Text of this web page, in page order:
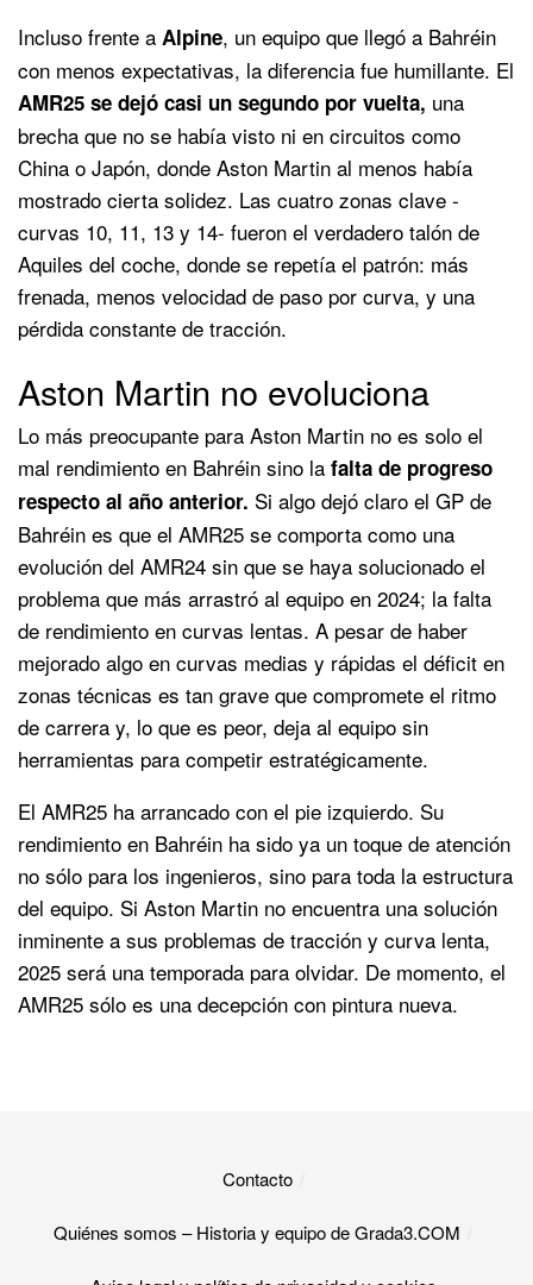
Incluso frente a Alpine, un equipo que llegó a Bahréin
con menos expectativas, la diferencia fue humillante. El
AMR25 se dejó casi un segundo por vuelta, una
brecha que no se había visto ni en circuitos como
China o Japón, donde Aston Martin al menos había
mostrado cierta solidez. Las cuatro zonas clave -
curvas 10, 11, 13 y 14- fueron el verdadero talón de
Aquiles del coche, donde se repetía el patrón: más
frenada, menos velocidad de paso por curva, y una
pérdida constante de tracción.
Aston Martin no evoluciona
Lo más preocupante para Aston Martin no es solo el
mal rendimiento en Bahréin sino la falta de progreso
respecto al año anterior. Si algo dejó claro el GP de
Bahréin es que el AMR25 se comporta como una
evolución del AMR24 sin que se haya solucionado el
problema que más arrastró al equipo en 2024; la falta
de rendimiento en curvas lentas. A pesar de haber
mejorado algo en curvas medias y rápidas el déficit en
zonas técnicas es tan grave que compromete el ritmo
de carrera y, lo que es peor, deja al equipo sin
herramientas para competir estratégicamente.
El AMR25 ha arrancado con el pie izquierdo. Su
rendimiento en Bahréin ha sido ya un toque de atención
no sólo para los ingenieros, sino para toda la estructura
del equipo. Si Aston Martin no encuentra una solución
inminente a sus problemas de tracción y curva lenta,
2025 será una temporada para olvidar. De momento, el
AMR25 sólo es una decepción con pintura nueva.
Contacto
Quiénes somos – Historia y equipo de Grada3.COM